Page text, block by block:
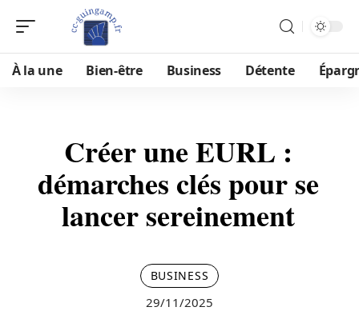
À la une Bien-être Business Détente
Créer une EURL :
démarches clés pour se
lancer sereinement
BUSINESS
29/11/2025